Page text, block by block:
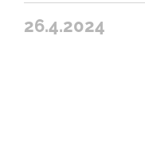
26.4.2024